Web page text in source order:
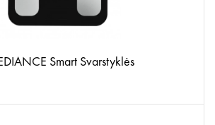
Smart Svarstyklės